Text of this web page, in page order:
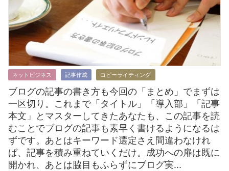
ネットビジネス 記事作成 コピーライティング
ブログの記事の書き方も今回の「まとめ」でまずは
一区切り。これまで「タイトル」「導入部」「記事
本文」とマスターしてきたあなたも、この記事を読
むことでブログの記事も素早く書けるようになるは
ずです。あとはキーワード選定さえ間違わなけれ
ば、記事を積み重ねていくだけ。成功への扉は既に
開かれ、あとは脇目もふらずにブログ実...